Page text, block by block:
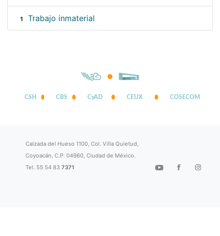
1 Trabajo inmaterial
CSH CBS CyAD CEUX COSECOM
Calzada del Hueso 1100, Col. Villa Quietud,
Coyoacán, C.P. 04960, Ciudad de México.
Tel. 55 54 837371